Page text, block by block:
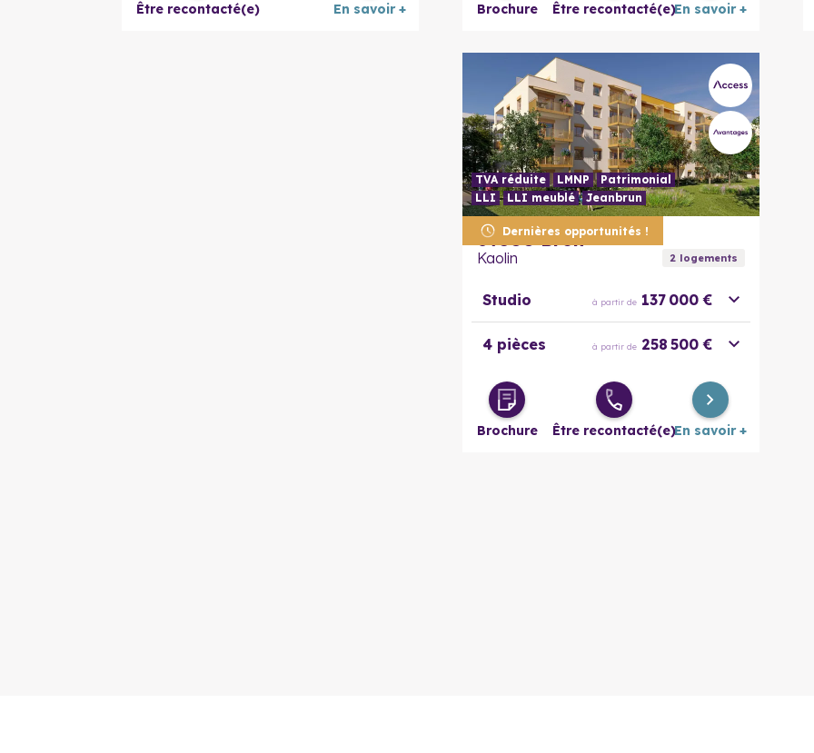
Être recontacté(e) En savoir +
5 pièces à partir de
Brochure Être recontacté(e)En savoir +
Dernières opportunités !
TVA réduite LMNP
Patrimonial
LLI
LLI meublé Jeanbrun
69500 Bron
Kaolin 2logements
Studio à partir de 137 000 €
4 pièces à partir de 258 500 €
Brochure Être recontacté(e)En savoir +